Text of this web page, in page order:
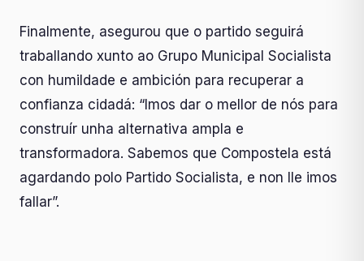
Finalmente, asegurou que o partido seguirá
traballando xunto ao Grupo Municipal Socialista
con humildade e ambición para recuperar a
confianza cidadá: “Imos dar o mellor de nós para
construír unha alternativa ampla e
transformadora. Sabemos que Compostela está
agardando polo Partido Socialista, e non lle imos
fallar”.